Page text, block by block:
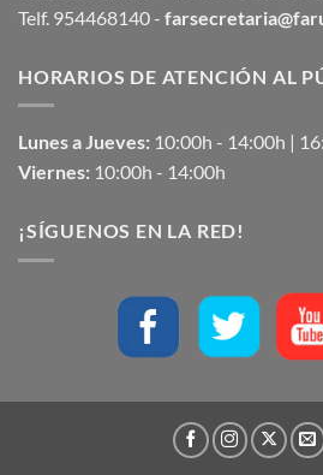
Telf. 954468140 -
HORARIOS DE ATENCIÓN AL
Lunes a Jueves: 10:00h - 14:00h |
Viernes: 10:00h - 14:00h
¡SÍGUENOS EN LA RED!